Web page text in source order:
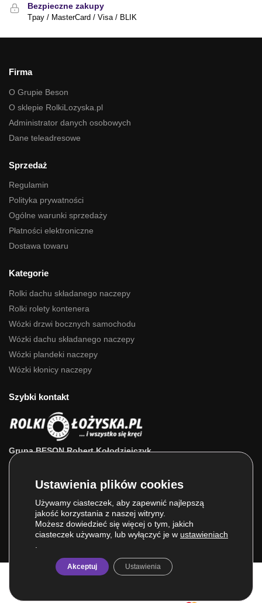
Bezpieczne zakupy
Tpay / MasterCard / Visa / BLIK
Firma
O Grupie Beson
O sklepie RolkiLozyska.pl
Administrator danych osobowych
Dane teleadresowe
Sprzedaż
Regulamin
Polityka prywatności
Ogólne warunki sprzedaży
Płatności elektroniczne
Dostawa towaru
Kategorie
Rolki dachu składanego naczepy
Rolki rolety kontenera
Wózki drzwi bocznych samochodu
Wózki dachu składanego naczepy
Wózki plandeki naczepy
Wózki kłonicy naczepy
Szybki kontakt
Grupa BESON Robert Kołodziejczyk
ul. Powstańców Wlkp. 63a
E-mail:sklep@rolkilozyska.pl
Używamy ciasteczek, aby zapewnić najlepszą
jakość korzystania z naszej witryny.
Możesz dowiedzieć się więcej o tym, jakich
ciasteczek używamy, lub wyłączyć je w ustawieniach
Akceptuj Ustawienia